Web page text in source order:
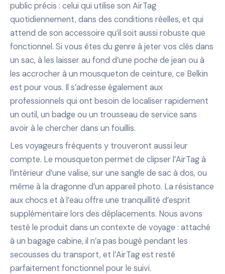
public précis : celui qui utilise son AirTag
quotidiennement, dans des conditions réelles, et qui
attend de son accessoire qu’il soit aussi robuste que
fonctionnel. Si vous êtes du genre à jeter vos clés dans
un sac, à les laisser au fond d’une poche de jean ou à
les accrocher à un mousqueton de ceinture, ce Belkin
est pour vous. Il s’adresse également aux
professionnels qui ont besoin de localiser rapidement
un outil, un badge ou un trousseau de service sans
avoir à le chercher dans un fouillis.
Les voyageurs fréquents y trouveront aussi leur
compte. Le mousqueton permet de clipser l’AirTag à
l’intérieur d’une valise, sur une sangle de sac à dos, ou
même à la dragonne d’un appareil photo. La résistance
aux chocs et à l’eau offre une tranquillité d’esprit
supplémentaire lors des déplacements. Nous avons
testé le produit dans un contexte de voyage : attaché
à un bagage cabine, il n’a pas bougé pendant les
secousses du transport, et l’AirTag est resté
parfaitement fonctionnel pour le suivi.